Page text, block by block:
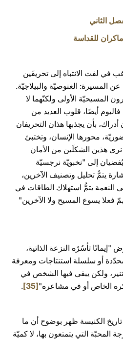
الثاني
للقداسة
في لفت الانتباه إلى تحريفَين
عن المسيرة: الغنوصيّة والبيلاجيّة.
المسيحيّة الأولى ولكنّهما لا
أيضًا، قلوب العديد من
بأن يجذبها هذان التحريفان
محورها الإنسان، وتختبئ
هذين الشكلَين من الأمان
يُفضيان إلى "نخبويّة نرجسيّة
يتمُّ تحليل وتصنيف الآخرين،
النعمة يتمُّ استهلاك الطاقات في
فعلا يسوع المسيح ولا الآخرين"
"إيمانًا تأسُرُه النزعة الذاتية،
أو سلسلة استنتاجات ومعرفة
ولكن يبقى فيها الشخص في
الخاص أو في مشاعره"[35]
.
الكنيسة ظهر بوضوح أن ما
التي يتمتعون بها، لا كميّة